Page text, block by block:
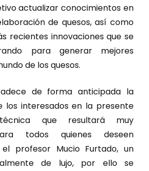
actualizar conocimientos en
de quesos, así como
recientes innovaciones que se
para generar mejores
de los quesos.
de forma anticipada la
los interesados en la presente
que resultará muy
todos quienes deseen
profesor Mucio Furtado, un
de lujo, por ello se